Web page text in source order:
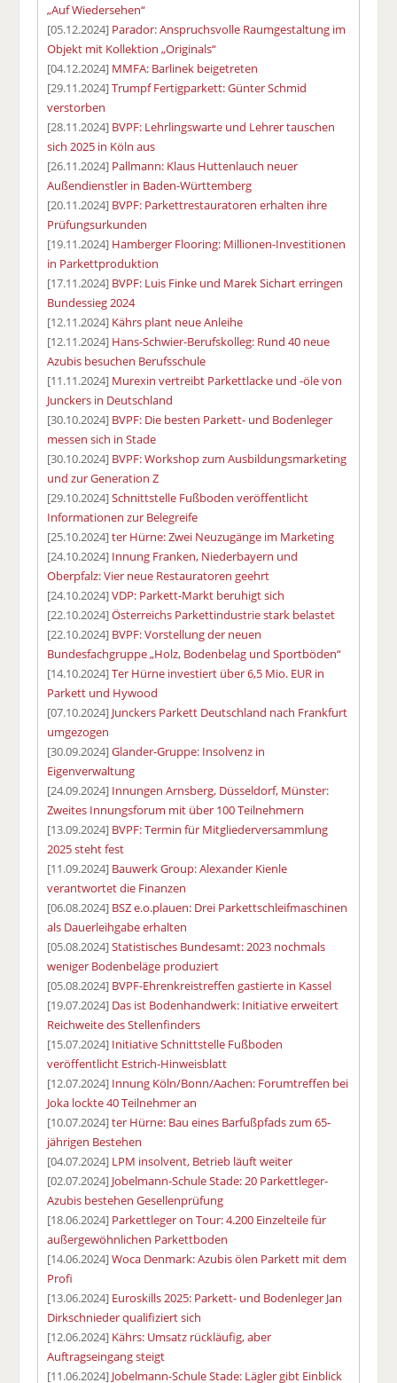
„Auf Wiedersehen“
[05.12.2024] Parador: Anspruchsvolle Raumgestaltung im
Objekt mit Kollektion „Originals“
[04.12.2024] MMFA: Barlinek beigetreten
[29.11.2024]Trumpf Fertigparkett: Günter Schmid
verstorben
[28.11.2024] BVPF: Lehrlingswarte und Lehrer tauschen
sich 2025 in Köln aus
[26.11.2024] Pallmann: Klaus Huttenlauch neuer
Außendienstler in Baden-Württemberg
[20.11.2024] BVPF: Parkettrestauratoren erhalten ihre
Prüfungsurkunden
[19.11.2024] Hamberger Flooring: Millionen-Investitionen
in Parkettproduktion
[17.11.2024] BVPF: Luis Finke und Marek Sichart erringen
Bundessieg 2024
[12.11.2024] Kährs plant neue Anleihe
[12.11.2024] Hans-Schwier-Berufskolleg: Rund 40 neue
Azubis besuchen Berufsschule
[11.11.2024] Murexin vertreibt Parkettlacke und -öle von
Junckers in Deutschland
[30.10.2024] BVPF: Die besten Parkett- und Bodenleger
messen sich in Stade
[30.10.2024] BVPF: Workshop zum Ausbildungsmarketing
und zur Generation Z
[29.10.2024]Schnittstelle Fußboden veröffentlicht
Informationen zur Belegreife
[25.10.2024]ter Hürne: Zwei Neuzugänge im Marketing
[24.10.2024] Innung Franken, Niederbayern und
Oberpfalz: Vier neue Restauratoren geehrt
[24.10.2024]VDP: Parkett-Markt beruhigt sich
[22.10.2024]Österreichs Parkettindustrie stark belastet
[22.10.2024] BVPF: Vorstellung der neuen
Bundesfachgruppe „Holz, Bodenbelag und Sportböden“
[14.10.2024]Ter Hürne investiert über 6,5 Mio. EUR in
Parkett und Hywood
[07.10.2024] Junckers Parkett Deutschland nach Frankfurt
umgezogen
[30.09.2024]Glander-Gruppe: Insolvenz in
Eigenverwaltung
[24.09.2024] Innungen Arnsberg, Düsseldorf, Münster:
Zweites Innungsforum mit über 100 Teilnehmern
[13.09.2024] BVPF: Termin für Mitgliederversammlung
2025 steht fest
[11.09.2024] Bauwerk Group: Alexander Kienle
verantwortet die Finanzen
[06.08.2024] BSZ e.o.plauen: Drei Parkettschleifmaschinen
als Dauerleihgabe erhalten
[05.08.2024]Statistisches Bundesamt: 2023 nochmals
weniger Bodenbeläge produziert
[05.08.2024] BVPF-Ehrenkreistreffen gastierte in Kassel
[19.07.2024] Das ist Bodenhandwerk: Initiative erweitert
Reichweite des Stellenfinders
[15.07.2024] Initiative Schnittstelle Fußboden
veröffentlicht Estrich-Hinweisblatt
[12.07.2024] Innung Köln/Bonn/Aachen: Forumtreffen bei
Joka lockte 40 Teilnehmer an
[10.07.2024]ter Hürne: Bau eines Barfußpfads zum 65-
jährigen Bestehen
[04.07.2024] LPM insolvent, Betrieb läuft weiter
[02.07.2024] Jobelmann-Schule Stade: 20 Parkettleger-
Azubis bestehen Gesellenprüfung
[18.06.2024] Parkettleger on Tour: 4.200 Einzelteile für
außergewöhnlichen Parkettboden
[14.06.2024]Woca Denmark: Azubis ölen Parkett mit dem
Profi
[13.06.2024] Euroskills 2025: Parkett- und Bodenleger Jan
Dirkschnieder qualifiziert sich
[12.06.2024] Kährs: Umsatz rückläufig, aber
Auftragseingang steigt
[11.06.2024] Jobelmann-Schule Stade: Lägler gibt Einblick